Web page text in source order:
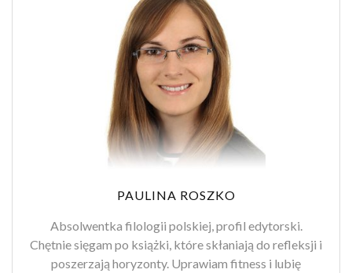
PAULINA ROSZKO
Absolwentka filologii polskiej, profil edytorski.
Chętnie sięgam po książki, które skłaniają do refleksji i
poszerzają horyzonty. Uprawiam fitness i lubię